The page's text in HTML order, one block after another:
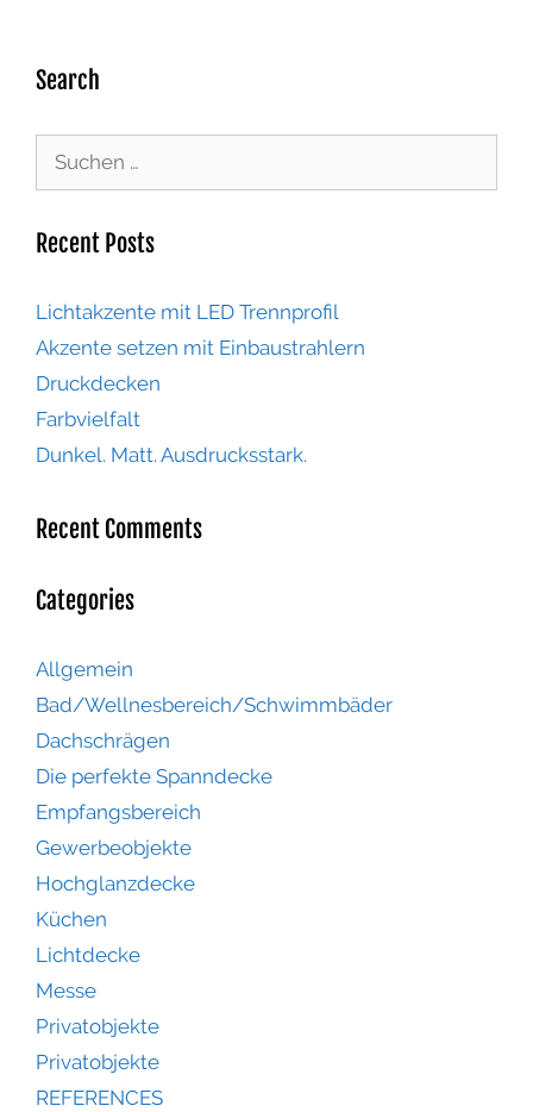
Search
Recent Posts
Lichtakzente mit LED Trennprofil
Akzente setzen mit Einbaustrahlern
Druckdecken
Farbvielfalt
Dunkel. Matt. Ausdrucksstark.
Recent Comments
Categories
Allgemein
Bad/Wellnesbereich/Schwimmbäder
Dachschrägen
Die perfekte Spanndecke
Empfangsbereich
Gewerbeobjekte
Hochglanzdecke
Küchen
Lichtdecke
Messe
Privatobjekte
Privatobjekte
REFERENCES